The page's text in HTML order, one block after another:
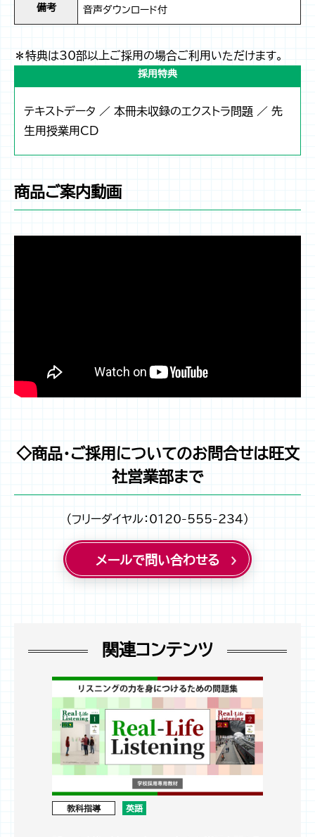
備考 音声ダウンロード付
＊特典は30部以上ご採用の場合ご利用いただけます。
採用特典
テキストデータ ／ 本冊未収録のエクストラ問題 ／ 先
生用授業用CD
商品ご案内動画
◇商品・ご採用についてのお問合せは旺文
社営業部まで
（フリーダイヤル：0120-555-234）
メールで問い合わせる
関連コンテンツ
教科指導 英語